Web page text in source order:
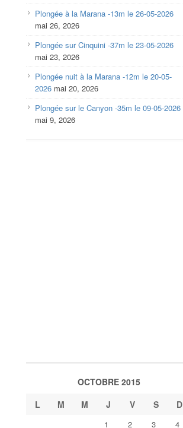
Plongée à la Marana -13m le 26-05-2026
mai 26, 2026
Plongée sur Cinquini -37m le 23-05-2026
mai 23, 2026
Plongée nuit à la Marana -12m le 20-05-
2026 mai 20, 2026
Plongée sur le Canyon -35m le 09-05-2026
mai 9, 2026
OCTOBRE 2015
L
M M J V S D
1 2 3
4